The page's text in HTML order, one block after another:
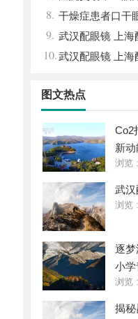
眉眼唇，才是你整
女生的气质加分项
8. 干燥症患者口干
缓过来？老中医：
回津液
9. 武汉配眼镜 上海
10.武汉配眼镜 上海
图文热点
Co2
新
浏览
武
浏览
逐梦
小
浏览
揭